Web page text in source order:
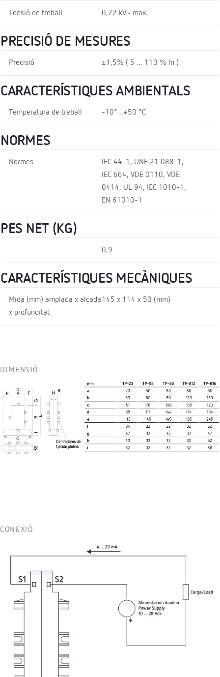
Tensió de treball 0,72 kV~ max.
PRECISIÓ DE MESURES
Precisió ±1,5% ( 5 ... 110 % In )
CARACTERÍSTIQUES AMBIENTALS
Temperatura de treball -10°...+50 °C
NORMES
Normes
IEC 44-1, UNE 21 088-1,
IEC 664, VDE 0110, VDE
0414, UL 94, IEC 1010-1,
EN 61010-1
PES NET (KG)
0,9
CARACTERÍSTIQUES MECÀNIQUES
Mida (mm) amplada x alçada
x profunditat
145 x 114 x 50 (mm)
DIMENSIÓ
CONEXIÓ